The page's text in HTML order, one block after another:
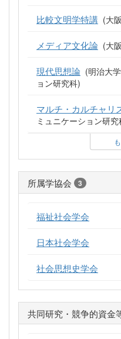
比較文明学特講 (大
メディア文化論 (大
現代思想論 (明治大
ョン研究科)
マルチ・カルチャリ
ミュニケーション研究
所属学協会 3
福祉社会学会
日本社会学会
社会思想史学会
共同研究・競争的資金